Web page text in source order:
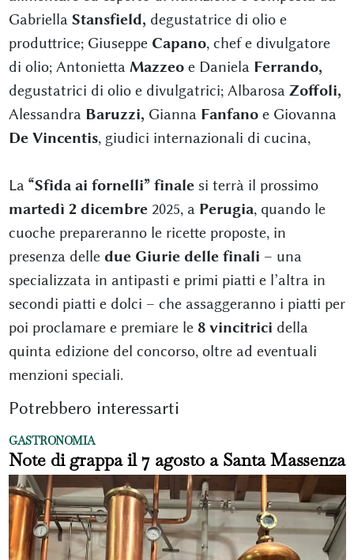
Gabriella Stansfield, degustatrice di olio e
produttrice; Giuseppe Capano, chef e divulgatore
di olio; Antonietta Mazzeoe Daniela Ferrando,
degustatrici di olio e divulgatrici; Albarosa Zoffoli,
Alessandra Baruzzi, Gianna Fanfano e Giovanna
De Vincentis, giudici internazionali di cucina,
La “Sfida ai fornelli” finale si terrà il prossimo
martedì 2 dicembre 2025, a Perugia, quando le
cuoche prepareranno le ricette proposte, in
presenza delle due Giurie delle finali – una
specializzata in antipasti e primi piatti e l’altra in
secondi piatti e dolci – che assaggeranno i piatti per
poi proclamare e premiare le 8 vincitrici della
quinta edizione del concorso, oltre ad eventuali
menzioni speciali.
Potrebbero interessarti
GASTRONOMIA
Note di grappa il 7 agosto a Santa Massenza